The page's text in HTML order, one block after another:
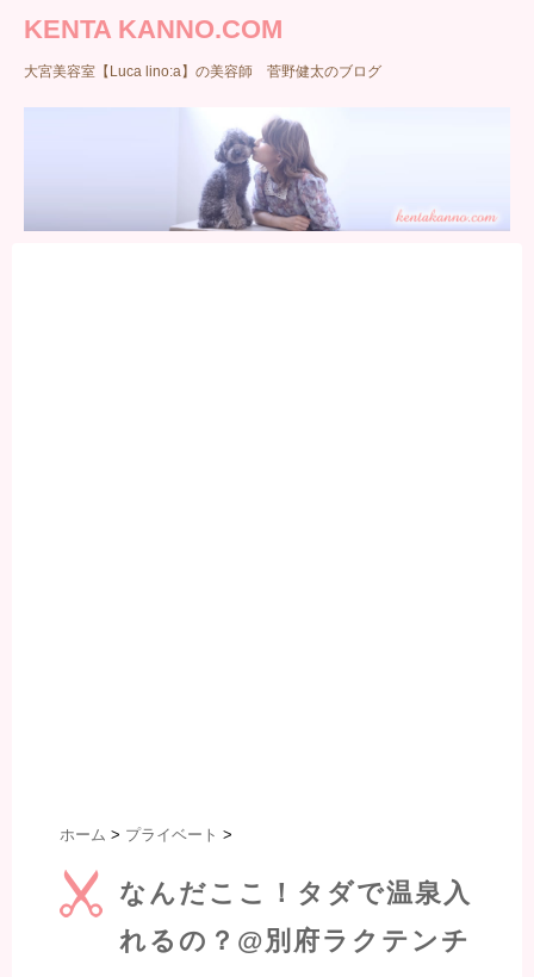
KENTA KANNO.COM
大宮美容室【Luca lino:a】の美容師 菅野健太のブログ
ホーム > プライベート >
なんだここ！タダで温泉入
れるの？@別府ラクテンチ